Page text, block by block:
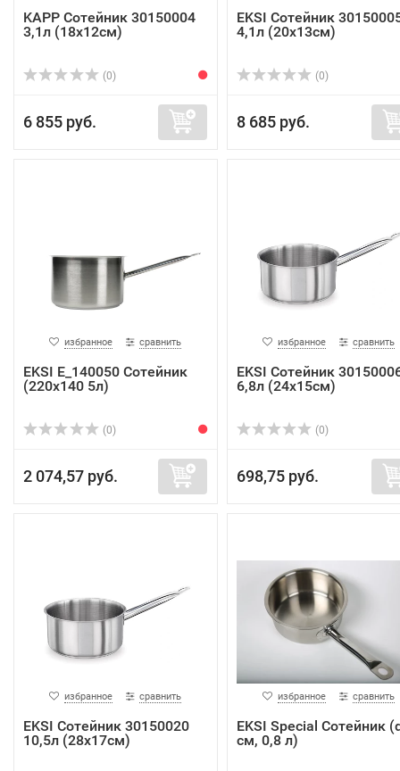
KAPP Сотейник 30150004
3,1л (18х12см)
(0)
6 855 руб.
EKSI Сотейник
4,1л (20х13см)
(0)
8 685 руб.
избранное сравнить
EKSI E_140050 Сотейник
(220х140 5л)
(0)
2 074,57 руб.
избранное сравнить
EKSI Сотейник
6,8л (24х15см)
(0)
698,75 руб.
избранное сравнить
EKSI Сотейник 30150020
10,5л (28х17см)
избранное сравнить
EKSI Special Сотейник
см, 0,8 л)